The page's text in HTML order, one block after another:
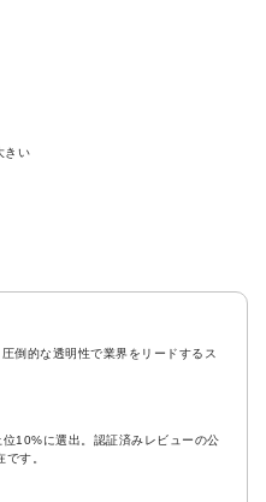
きい
倒的な透明性で業界をリードするス
10%に選出。認証済みレビューの公
す。